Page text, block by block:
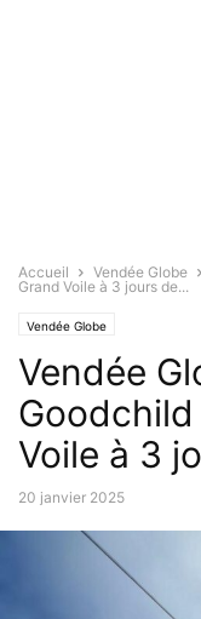
Accueil Vendée Globe
Grand Voile à 3 jours de...
Vendée Globe
Vendée
Voile à 3
20 janvier 2025